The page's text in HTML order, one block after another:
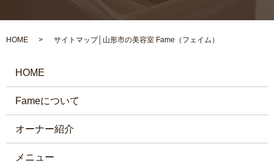
HOME サイトマップ│山形市の美容室 Fame（フェイム）
HOME
Fameについて
オーナー紹介
メニュー